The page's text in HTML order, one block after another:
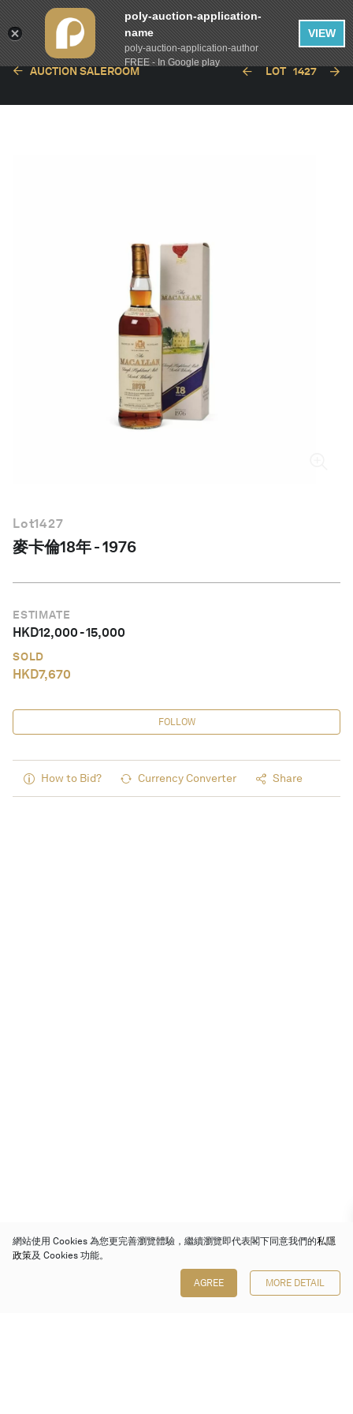
AUCTION SALEROOM LOT 1427
Lot1427
麥卡倫18年 - 1976
ESTIMATE
HKD12,000-15,000
SOLD
HKD7,670
FOLLOW
How to Bid? Currency Converter Share
網站使用 Cookies 為您更完善瀏覽體驗，繼續瀏覽即代表閣下同意我們的私隱
政策及 Cookies 功能。
AGREE MORE DETAIL
poly-auction-application-
name
poly-auction-application-author
FREE - In Google play
VIEW